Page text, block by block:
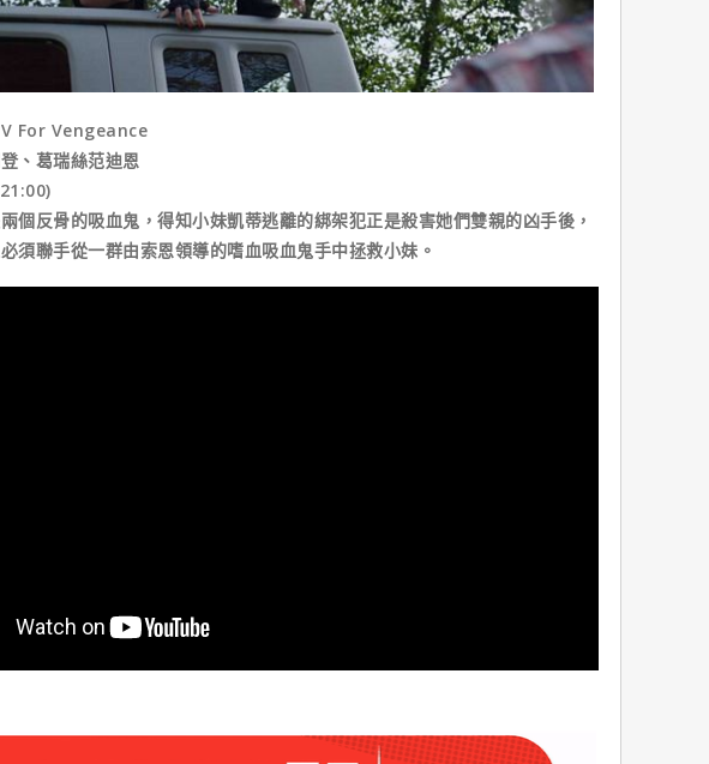
V For Vengeance
、葛瑞絲范迪恩
個反骨的吸血鬼，得知小妹凱蒂逃離的綁架犯正是殺害她們雙親的凶手後，
須聯手從一群由索恩領導的嗜血吸血鬼手中拯救小妹。